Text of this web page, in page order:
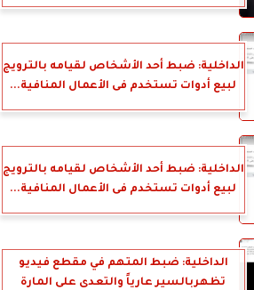
الداخلية: ضبط أحد الأشخاص لقيامه بالترويج
لبيع أدوات تستخدم فى الأعمال المنافية...
الداخلية: ضبط أحد الأشخاص لقيامه بالترويج
لبيع أدوات تستخدم فى الأعمال المنافية...
الداخلية: ضبط المتهم في مقطع فيديو
تظهربالسير عارياً والتعدى على المارة